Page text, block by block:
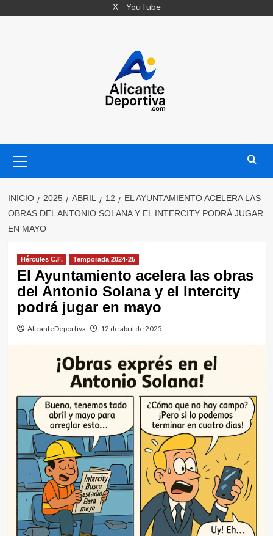
X YouTube
primario
INICIO 2025 ABRIL 12
EL AYUNTAMIENTO ACELERA LAS
OBRAS DEL ANTONIO SOLANA Y EL INTERCITY PODRÁ JUGAR
EN MAYO
Hércules C.F. Temporada 2024-25
El Ayuntamiento acelera las obras
del Antonio Solana y el Intercity
podrá jugar en mayo
AlicanteDeportiva 12 de abril de 2025